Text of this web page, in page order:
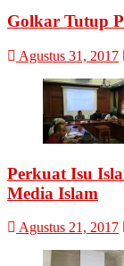
Golkar Tutup
Agustus 31, 2017
Perkuat Isu
Media Islam
Agustus 21, 2017